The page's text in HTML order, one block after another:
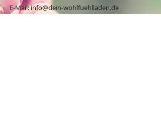
E-Mail:info@dein-wohlfuehlladen.de
​​​​​​​​​​​​​​​​​​​​Tel.:0151 - 432 085 13(WhatsApp)